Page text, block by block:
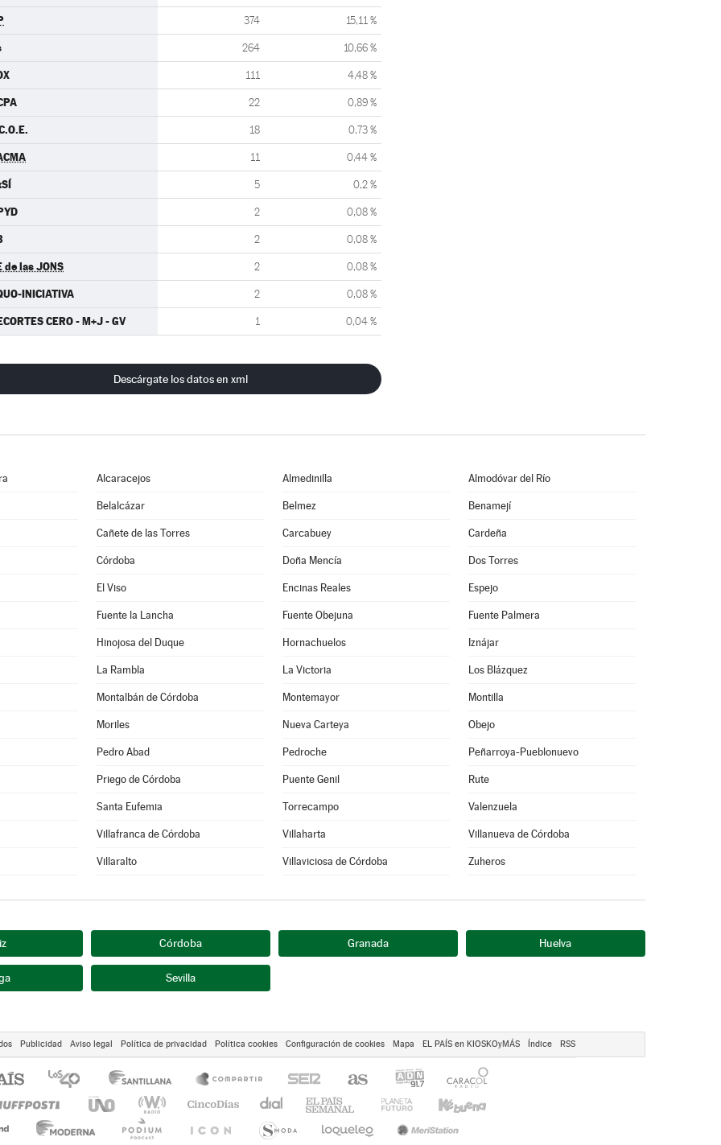
374 15,11 %
264 10,66 %
111 4,48 %
22 0,89 %
18 0,73 %
11 0,44 %
5 0,2 %
2 0,08 %
2 0,08 %
de las JONS 2 0,08 %
INICIATIVA 2 0,08 %
CERO - M+J - GV 1 0,04 %
Descárgate los datos en xml
Alcaracejos Almedinilla Almodóvar del Río
Belalcázar Belmez Benamejí
Cañete de las Torres Carcabuey Cardeña
Córdoba Doña Mencía Dos Torres
El Viso Encinas Reales Espejo
Fuente la Lancha Fuente Obejuna Fuente Palmera
Hinojosa del Duque Hornachuelos Iznájar
La Rambla La Victoria Los Blázquez
Montalbán de Córdoba Montemayor Montilla
Moriles Nueva Carteya Obejo
Pedro Abad Pedroche Peñarroya-Pueblonuevo
Priego de Córdoba Puente Genil Rute
Santa Eufemia Torrecampo Valenzuela
Villafranca de Córdoba Villaharta Villanueva de Córdoba
Villaralto Villaviciosa de Córdoba Zuheros
Córdoba Granada Huelva
Sevilla
Publicidad Aviso legal Política de privacidad Política cookies Configuración de cookies Mapa EL PAÍS en KIOSKOyMÁS Índice RSS